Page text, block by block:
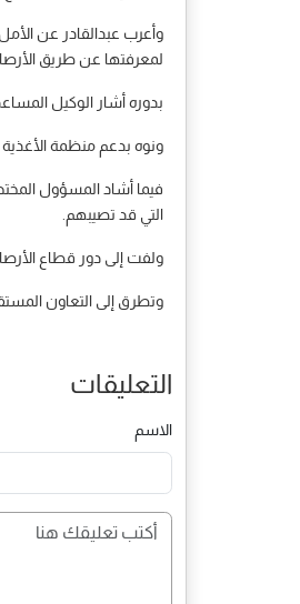
وأعرب عبدالقادر عن
لمعرفتها عن طريق
بدوره أشار الوكيل
ونوه بدعم منظمة الأغذية
فيما أشاد المسؤول
التي قد تصيبهم.
ولفت إلى دور قطاع
وتطرق إلى التعاون
التعليقات
الاسم